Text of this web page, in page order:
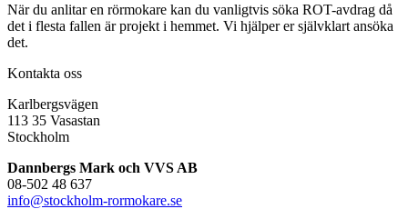
När du anlitar en rörmokare kan du vanligtvis söka ROT-avdrag då
det i flesta fallen är projekt i hemmet. Vi hjälper er självklart ansöka
det.
Kontakta oss
Karlbergsvägen
113 35 Vasastan
Stockholm
Dannbergs Mark och VVS AB
08-502 48 637
info@stockholm-rormokare.se